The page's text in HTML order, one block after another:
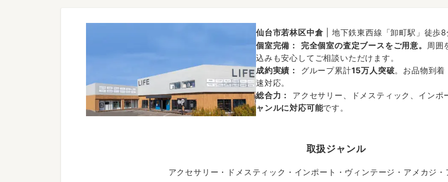
仙台市若林区中倉| 地下鉄東西線「卸町駅」徒歩
個室完備：
完全個室の査定ブースをご用意。
周囲
込みも安心してご相談いただけます。
成約実績：
グループ累計15万人突破。お品物到
速対応。
総合力：
アクセサリー、ドメスティック、インポ
ャンルに対応可能です。
取扱ジャンル
アクセサリー・ドメスティック・インポート・ヴィンテージ・アメカジ